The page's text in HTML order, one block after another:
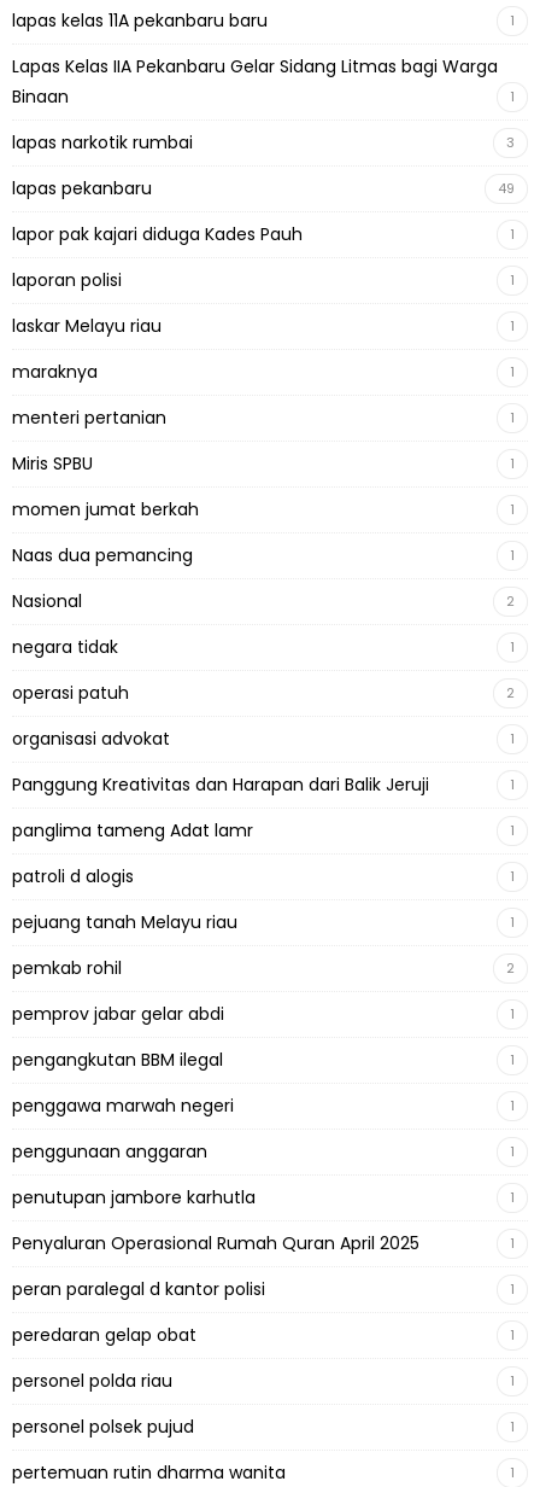
lapas kelas 11A pekanbaru baru 1
Lapas Kelas IIA Pekanbaru Gelar Sidang Litmas bagi Warga
Binaan
1
lapas narkotik rumbai 3
lapas pekanbaru 49
lapor pak kajari diduga Kades Pauh 1
laporan polisi 1
laskar Melayu riau 1
maraknya 1
menteri pertanian 1
Miris SPBU 1
momen jumat berkah 1
Naas dua pemancing 1
Nasional 2
negara tidak 1
operasi patuh 2
organisasi advokat 1
Panggung Kreativitas dan Harapan dari Balik Jeruji 1
panglima tameng Adat lamr 1
patroli d alogis 1
pejuang tanah Melayu riau 1
pemkab rohil 2
pemprov jabar gelar abdi 1
pengangkutan BBM ilegal 1
penggawa marwah negeri 1
penggunaan anggaran 1
penutupan jambore karhutla 1
Penyaluran Operasional Rumah Quran April 2025 1
peran paralegal d kantor polisi 1
peredaran gelap obat 1
personel polda riau 1
personel polsek pujud 1
pertemuan rutin dharma wanita 1